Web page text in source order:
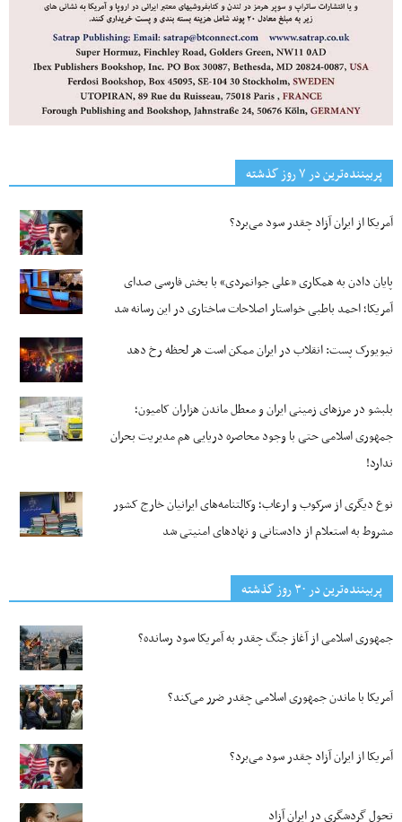
پربیننده‌ترین‌ در ۷ روز گذشته
آمریکا از ایران آزاد چقدر سود می‌برد؟
پایان دادن به همکاری «علی جوانمردی» با بخش فارسی صدای
آمریکا؛ احمد باطبی خواستار اصلاحات ساختاری در این رسانه شد
نیویورک پست: انقلاب در ایران ممکن است هر لحظه رخ دهد
بلبشو در مرزهای زمینی ایران و معطل ماندن هزاران کامیون؛
جمهوری اسلامی حتی با وجود محاصره دریایی هم مدیریت بحران
ندارد!
نوع دیگری از سرکوب و ارعاب؛ وکالتنامه‌های ایرانیان خارج کشور
مشروط به استعلام از دادستانی و نهادهای امنیتی شد
پربیننده‌ترین‌ در ۳۰ روز گذشته
جمهوری اسلامی از آغاز جنگ چقدر به آمریکا سود رسانده؟
آمریکا با ماندن جمهوری اسلامی چقدر ضرر می‌کند؟
آمریکا از ایران آزاد چقدر سود می‌برد؟
تحول گردشگری در ایران آزاد